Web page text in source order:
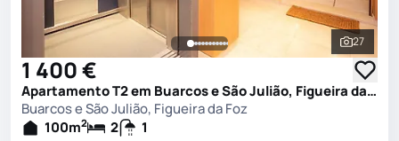
Ver
27
1 400 €
Apartamento T2 em Buarcos e São Julião, Figueira da Foz
Buarcos e São Julião, Figueira da Foz
100m2 2 1